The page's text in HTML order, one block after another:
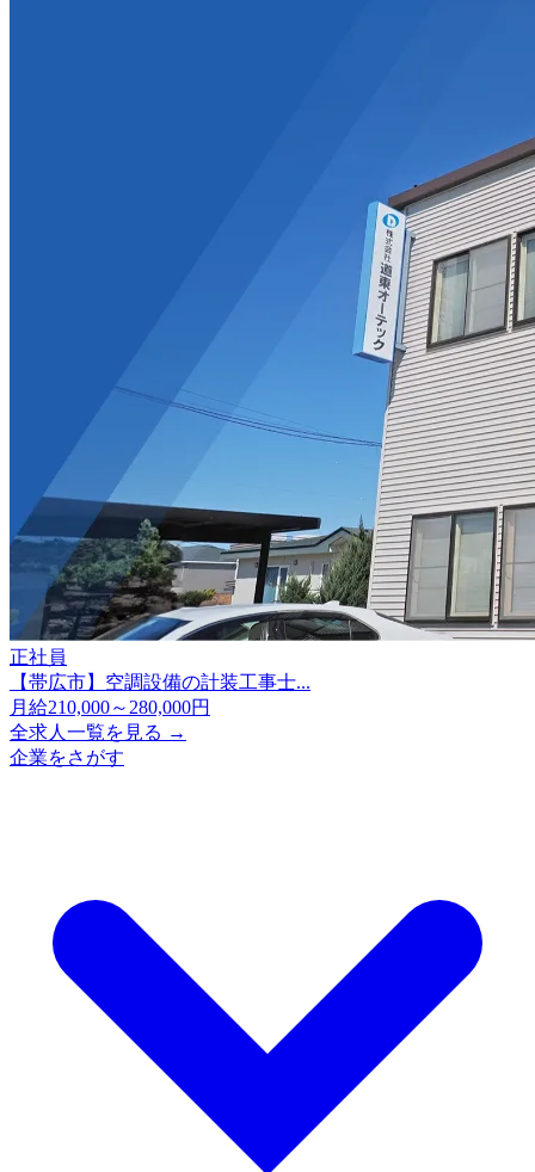
正社員
【帯広市】空調設備の計装工事士...
月給210,000～280,000円
全求人一覧を見る →
企業をさがす